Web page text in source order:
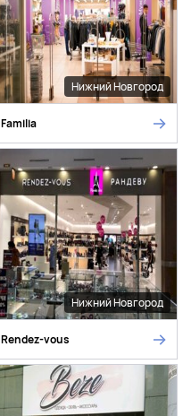
Нижний Новгород
Familia
Нижний Новгород
Rendez-vous